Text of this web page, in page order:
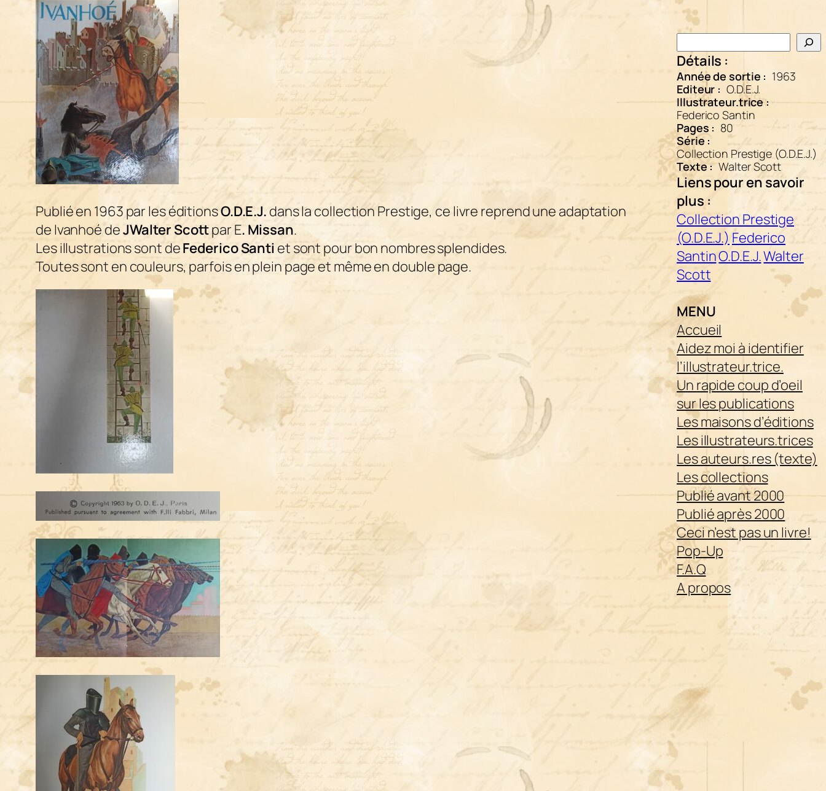
Publié en 1963 par les éditionsO.D.E.J. dans la collection Prestige, ce livre reprend une adaptation
de IvanhoédeJWalter Scottpar E. Missan.
Les illustrations sont deFederico Santi et sont pour bon nombres splendides.
Toutes sont en couleurs, parfois en plein page et même en double page.
Détails :
Année de sortie : 1963
Editeur : O.D.E.J.
Illustrateur.trice :
Federico Santin
Pages : 80
Série :
Collection Prestige (O.D.E.J.)
Texte : Walter Scott
Liens pour en savoir
plus :
Collection Prestige
(O.D.E.J.) Federico
SantinO.D.E.J.Walter
Scott
MENU
Accueil
Aidez moi à identifier
l’illustrateur.trice.
Un rapide coup d’oeil
sur les publications
Les maisons d’éditions
Les illustrateurs.trices
Les auteurs.res (texte)
Les collections
Publié avant 2000
Publié après 2000
Ceci n’est pas un livre!
Pop-Up
F.A.Q
A propos